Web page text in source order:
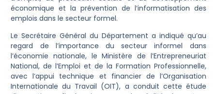
économique et la prévention de l’informatisation des
emplois dans le secteur formel.
Le Secrétaire Général du Département a indiqué qu’au
regard de l’importance du secteur informel dans
l’économie nationale, le Ministère de l’Entrepreneuriat
National, de l’Emploi et de la Formation Professionnelle,
avec l’appui technique et financier de l’Organisation
Internationale du Travail (OIT), a conduit cette étude